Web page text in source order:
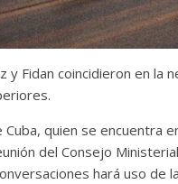
y Fidan coincidieron en la
quien se encuentra
del Consejo
hará uso de